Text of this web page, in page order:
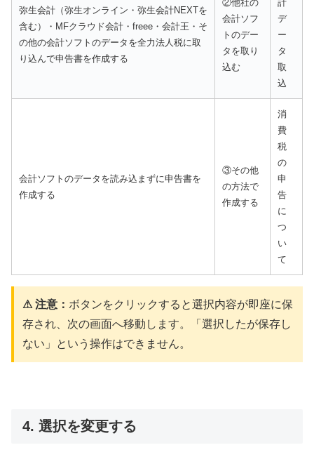
弥生会計（弥生オンライン・弥生会計NEXTを
含む）・MFクラウド会計・freee・会計王・そ
の他の会計ソフトのデータを全力法人税に取
り込んで申告書を作成する
②他社の
会計ソフ
トのデー
タを取り
込む
計
デ
ー
タ
取
込
会計ソフトのデータを読み込まずに申告書を
作成する
③その他
の方法で
作成する
消
費
税
の
申
告
に
つ
い
て
⚠ 注意： ボタンをクリックすると選択内容が即座に保
存され、次の画面へ移動します。「選択したが保存し
ない」という操作はできません。
4. 選択を変更する